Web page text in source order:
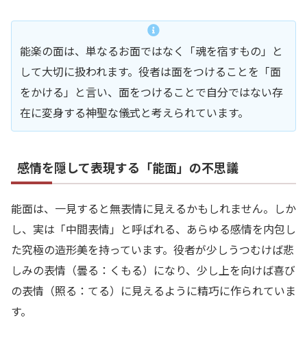
能楽の面は、単なるお面ではなく「魂を宿すもの」と
して大切に扱われます。役者は面をつけることを「面
をかける」と言い、面をつけることで自分ではない存
在に変身する神聖な儀式と考えられています。
感情を隠して表現する「能面」の不思議
能面は、一見すると無表情に見えるかもしれません。しか
し、実は「中間表情」と呼ばれる、あらゆる感情を内包し
た究極の造形美を持っています。役者が少しうつむけば悲
しみの表情（曇る：くもる）になり、少し上を向けば喜び
の表情（照る：てる）に見えるように精巧に作られていま
す。